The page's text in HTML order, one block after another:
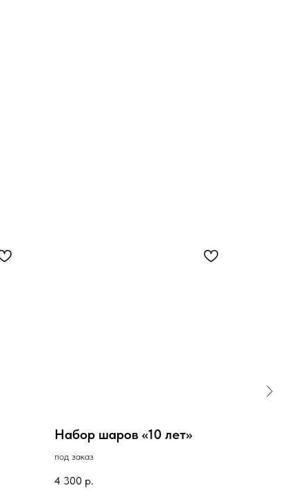
Набор шаров «10 лет»
под заказ
4 300 р.